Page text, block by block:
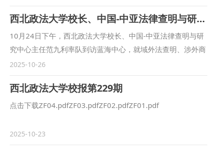
的重要组成部分，事关未来五年学校党的建设和思想政治教育
工作的发展方向，意义重大。就进一步做好专项规划编制工
作，他提出三点要求：一要把握工作节奏，加快推进专项规划
编制工作。要按照学校“十五五”规划编制工作的目标和要求，
在深入研究和充分讨论的基础上，对专项规划持续打磨、修改
完善，确保高质量完成规划编制工作。二要把握核心要求，进
一步明确重点建设任务。要深刻领会新形势下党中央对高校党
的建设和思想政治教育工作的新要求，进一步理顺党建和思想
西北政法大学校长、中国-中亚法律查明与研究中心主任访问蓝海中心
10月24日下午，西北政法大学校长、中国-中亚法律查明与研
究中心主任范九利率队到访蓝海中心，就域外法查明、涉外商
事调解及国际法治合作等工作开展调研与座谈。此次访问旨在
推动高校科研机构与社会专业机构在涉外法治建设领域的深度
合作，共同探索法治中国背景下的国际法治创新路径。 蓝海
中心理事长韩婷对范九利校长一行的到来表示热烈欢迎，感谢
支持与指导。蓝海中心副理事长郑方颖向来访嘉宾系统介绍了
蓝海中心在法律查明服务、中立评估机制、商事调解体系建设
2025-10-26
西北政法大学校报第229期
点击下载ZF04.pdfZF03.pdfZF02.pdfZF01.pdf
2025-10-23